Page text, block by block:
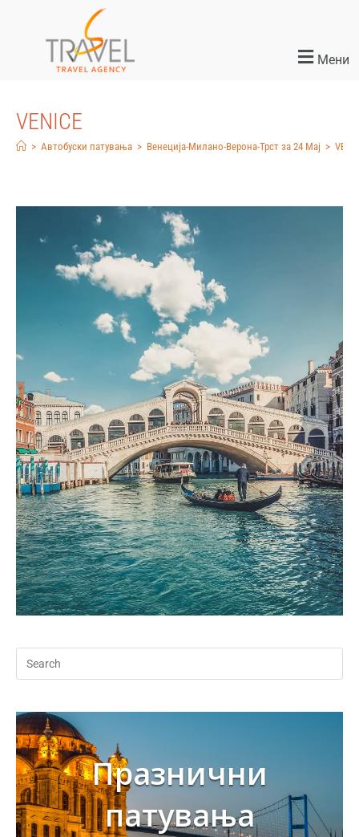
Мени
VENICE
> Автобуски патувања > Венеција-Милано-Верона-Трст за 24 Мај >
Празнични
патувања